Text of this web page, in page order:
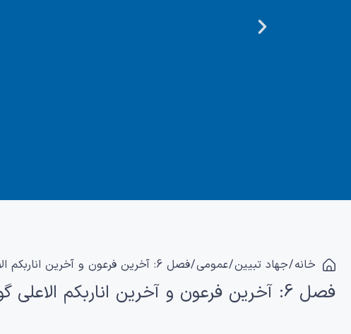
خانه/جهاد تبیین/عمومی/ فصل 6: آخرین فرعون و آخرین اناربکم الاعلی گویی
فصل 6: آخرین فرعون و آخرین اناربکم الاعلی گویی